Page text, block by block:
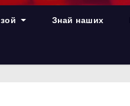
Знай наших